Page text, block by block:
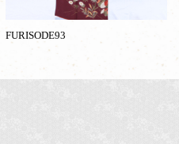
FURISODE93